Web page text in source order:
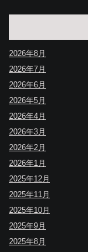
2026年8月
2026年7月
2026年6月
2026年5月
2026年4月
2026年3月
2026年2月
2026年1月
2025年12月
2025年11月
2025年10月
2025年9月
2025年8月